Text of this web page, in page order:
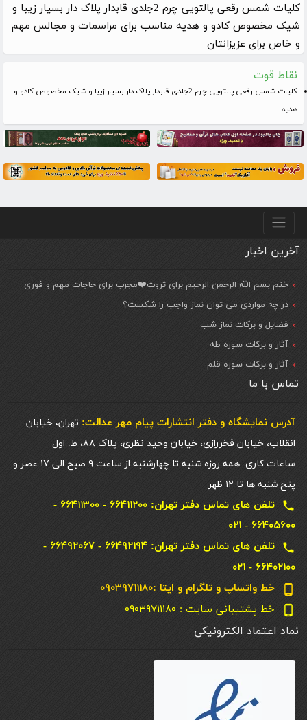
کلیات شمس رقعی پالتویی چرم 2جلدی قابدار پلاک دار بسیار زیبا و
شیک مخصوص کادو و هدیه مناسب برای مراسمات و مجالس مهم
و خاص برای عزیزانتان
نقاط قوت
کلیات شمس رقعی پالتویی چرم 2جلدی قابدار پلاک دار بسیار زیبا و شیک مخصوص کادو و
هدیه
منو پایین
آخرین اخبار
ختم بسم الله الرحمن الرحیم برای ثروت❤️مجرب برای حاجات مهم و فوری
در چه مواردی می توان نماز واجب را شکست؟
فضایل و برکات نماز شب
آثار و برکات سوره طه
آثار و برکات سوره قلم
تماس با ما
آدرس نمایشگاه و دفتر انتشارات پيام مهر عدالت: تهران، خیابان
انقلاب، خیابان فخررازی، خیابان وحید نظری، پلاک ۸۸، ط. اول
ساعات کاری: همه روزه شنبه تا چهارشنبه از ساعت ۹ صبح الی ۱۷ عصر و
پنج شنبه ها تا ۱۲ ظهر
local_phone
تلفن های تماس دفتر تهران: ۶۶۴۱۱۲۰۰ - ۶۶۴۱۱۳۰۰ -
۶۶۴۰۵۶۰۰ - ۰۲۱
local_phone
تلفن های تماس دفتر تهران: ۶۶۴۹۲۱۹۴ - ۶۶۴۹۲۰۶۷ -
۶۶۴۰۲۱۰۰ - ۰۲۱
phone_android خط واتساپ و تلگرام و ایتا :۰۹۰۳۹۷۱۱۱۸۰
phone_android خط پشتیبانی سایت : ۰۹۰۳۹۷۱۱۱۸۰
نماد اعتماد الکترونیکی